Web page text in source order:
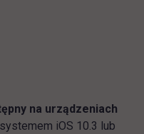
na urządzeniach
iOS 10.3 lub